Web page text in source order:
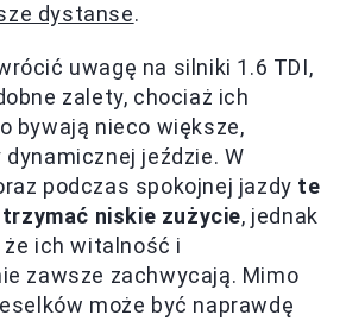
dystanse.
uwagę na silniki 1.6 TDI,
zalety, chociaż ich
bywają nieco większe,
jeździe. W
podczas spokojnej jazdy te
niskie zużycie, jednak
ich witalność i
zawsze zachwycają. Mimo
może być naprawdę